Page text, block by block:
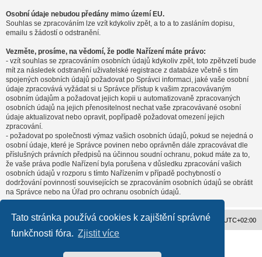
Tato stránka používá cookies k zajištění správné
funkčnosti fóra. Zjistit více
Osobní údaje nebudou předány mimo území EU.
Souhlas se zpracováním lze vzít kdykoliv zpět, a to a to zasláním dopisu,
emailu s žádostí o odstranění.
Vezměte, prosíme, na vědomí, že podle Nařízení máte právo:
- vzít souhlas se zpracováním osobních údajů kdykoliv zpět, toto zpětvzetí bude
mít za následek odstranění uživatelské registrace z databáze včetně s tím
spojených osobních údajů požadovat po Správci informaci, jaké vaše osobní
údaje zpracovává vyžádat si u Správce přístup k vašim zpracovávaným
osobním údajům a požadovat jejich kopii u automatizovaně zpracovaných
osobních údajů na jejich přenositelnost nechat vaše zpracovávané osobní
údaje aktualizovat nebo opravit, popřípadě požadovat omezení jejich
zpracování.
- požadovat po společnosti výmaz vašich osobních údajů, pokud se nejedná o
osobní údaje, které je Správce povinen nebo oprávněn dále zpracovávat dle
příslušných právních předpisů na účinnou soudní ochranu, pokud máte za to,
že vaše práva podle Nařízení byla porušena v důsledku zpracování vašich
osobních údajů v rozporu s tímto Nařízením v případě pochybností o
dodržování povinností souvisejících se zpracováním osobních údajů se obrátit
na Správce nebo na Úřad pro ochranu osobních údajů.
Obsah fóra Všechny časy jsou v UTC+02:00
Český překlad –phpBB.cz